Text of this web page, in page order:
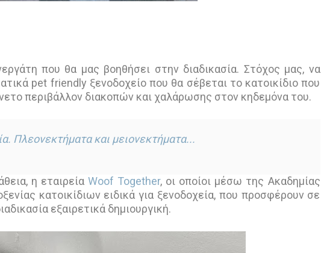
που θα μας βοηθήσει στην διαδικασία. Στόχος μας, να
pet friendly ξενοδοχείο που θα σέβεται το κατοικίδιο που
περιβάλλον διακοπών και χαλάρωσης στον κηδεμόνα του.
Πλεονεκτήματα και μειονεκτήματα...
η εταιρείαWoof Together, οι οποίοι μέσω της Ακαδημίας
κατοικίδιων ειδικά για ξενοδοχεία, που προσφέρουν σε
εξαιρετικά δημιουργική.